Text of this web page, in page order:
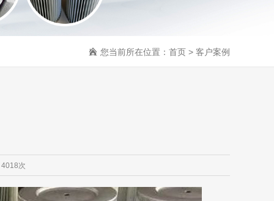
您当前所在位置： 首页 > 客户案例
次